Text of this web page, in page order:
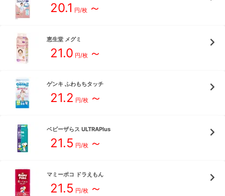
20.1 円/枚 ～
恵生堂 メグミ
21.0 円/枚 ～
ゲンキ ふわもちタッチ
21.2 円/枚 ～
ベビーザらス ULTRAPlus
21.5 円/枚 ～
マミーポコ ドラえもん
21.5 円/枚 ～